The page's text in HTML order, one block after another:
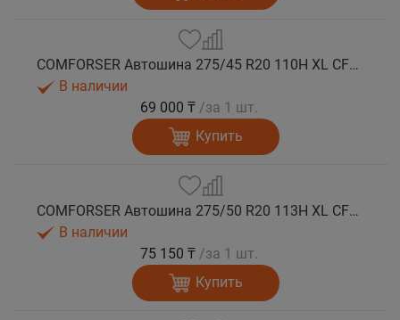
COMFORSER Автошина 275/45 R20 110H XL CF1100 RWL лето
В наличии
69 000 ₸ /за 1 шт.
Купить
COMFORSER Автошина 275/50 R20 113H XL CF1100 RWL лето
В наличии
75 150 ₸ /за 1 шт.
Купить